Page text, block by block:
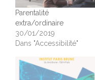
Parentalité
extra/ordinaire
30/01/2019
Dans "Accessibilité"